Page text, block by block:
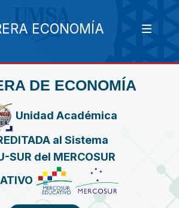
ECONOMÍA
DE ECONOMÍA
Unidad Académica
al Sistema
SUR del MERCOSUR